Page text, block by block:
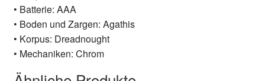
• Batterie: AAA
• Boden und Zargen: Agathis
• Korpus: Dreadnought
• Mechaniken: Chrom